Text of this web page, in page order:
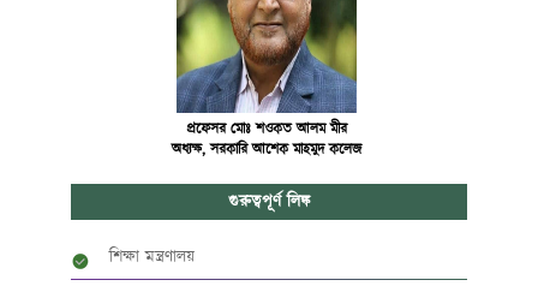
প্রফেসর মোঃ শওকত আলম মীর
অধ্যক্ষ, সরকারি আশেক মাহমুদ কলেজ
গুরুত্বপূর্ণ লিঙ্ক
শিক্ষা মন্ত্রণালয়